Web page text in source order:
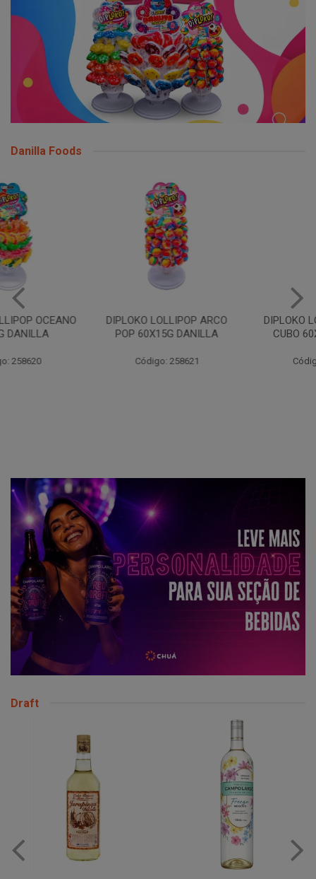
Danilla Foods
DIPLOKO LOLLIPOP ARCO
POP 60X15G DANILLA
DIPLOKO LOLLIPOP ARCO
CUBO 60X15G DANILL
Draft